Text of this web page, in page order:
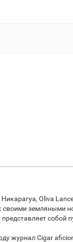
Oliva
своими земляными
собой
журнал Cigar